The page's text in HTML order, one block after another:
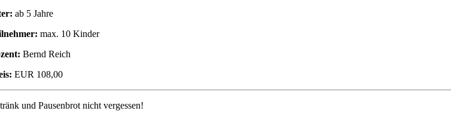
ab 5 Jahre
max. 10 Kinder
Bernd Reich
EUR 108,00
und Pausenbrot nicht vergessen!